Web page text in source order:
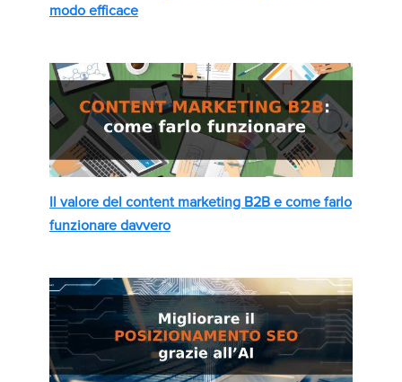
modo efficace
Il valore del content marketing B2B e come farlo
funzionare davvero